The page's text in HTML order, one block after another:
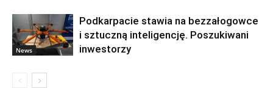
News
Podkarpacie stawia na bezzałogowce
i sztuczną inteligencję. Poszukiwani
inwestorzy